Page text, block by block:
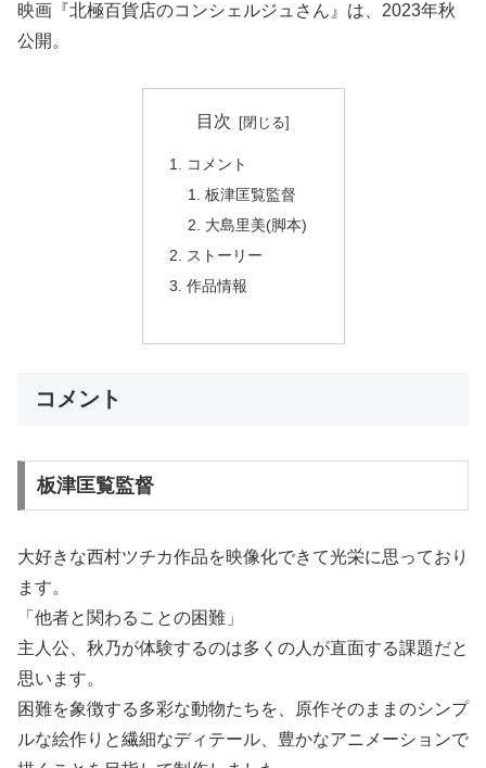
映画『北極百貨店のコンシェルジュさん』は、2023年秋
公開。
目次
コメント
板津匡覧監督
大島里美(脚本)
ストーリー
作品情報
コメント
板津匡覧監督
大好きな西村ツチカ作品を映像化できて光栄に思っており
ます。
「他者と関わることの困難」
主人公、秋乃が体験するのは多くの人が直面する課題だと
思います。
困難を象徴する多彩な動物たちを、原作そのままのシンプ
ルな絵作りと繊細なディテール、豊かなアニメーションで